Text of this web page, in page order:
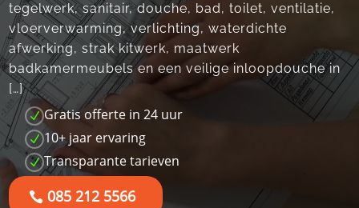
tegelwerk, sanitair, douche, bad, toilet, ventilatie,
vloerverwarming, verlichting, waterdichte
afwerking, strak kitwerk, maatwerk
badkamermeubels en een veilige inloopdouche in
[…]
N Gratis offerte in 24 uur
N 10+ jaar ervaring
N Transparante tarieven
085 212 5566